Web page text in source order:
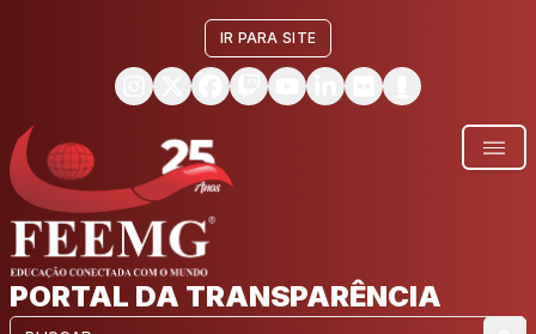
IR PARA SITE
PORTAL DA TRANSPARÊNCIA